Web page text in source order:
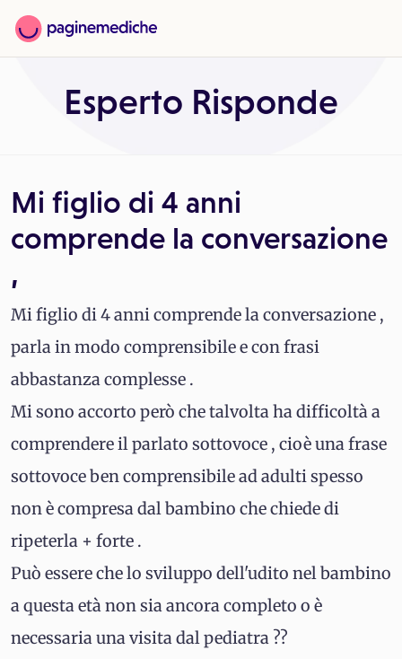
Esperto Risponde
Mi figlio di 4 anni
comprende la conversazione
,
Mi figlio di 4 anni comprende la conversazione ,
parla in modo comprensibile e con frasi
abbastanza complesse .
Mi sono accorto però che talvolta ha difficoltà a
comprendere il parlato sottovoce , cioè una frase
sottovoce ben comprensibile ad adulti spesso
non è compresa dal bambino che chiede di
ripeterla + forte .
Può essere che lo sviluppo dell'udito nel bambino
a questa età non sia ancora completo o è
necessaria una visita dal pediatra ??